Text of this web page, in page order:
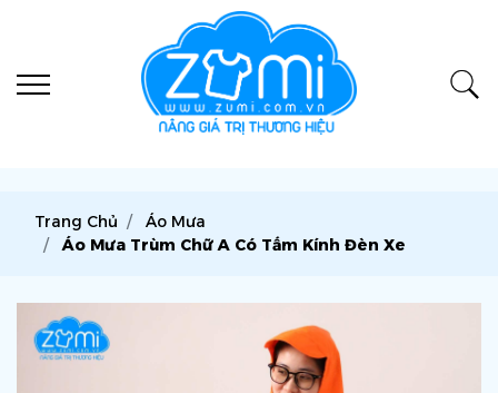
Trang Chủ
Áo Mưa
Áo Mưa Trùm Chữ A Có Tấm Kính Đèn Xe